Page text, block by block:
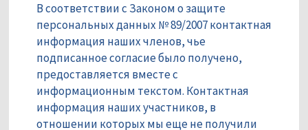
В соответствии с Законом о защите
персональных данных № 89/2007 контактная
информация наших членов, чье
подписанное согласие было получено,
предоставляется вместе с
информационным текстом. Контактная
информация наших участников, в
отношении которых мы еще не получили